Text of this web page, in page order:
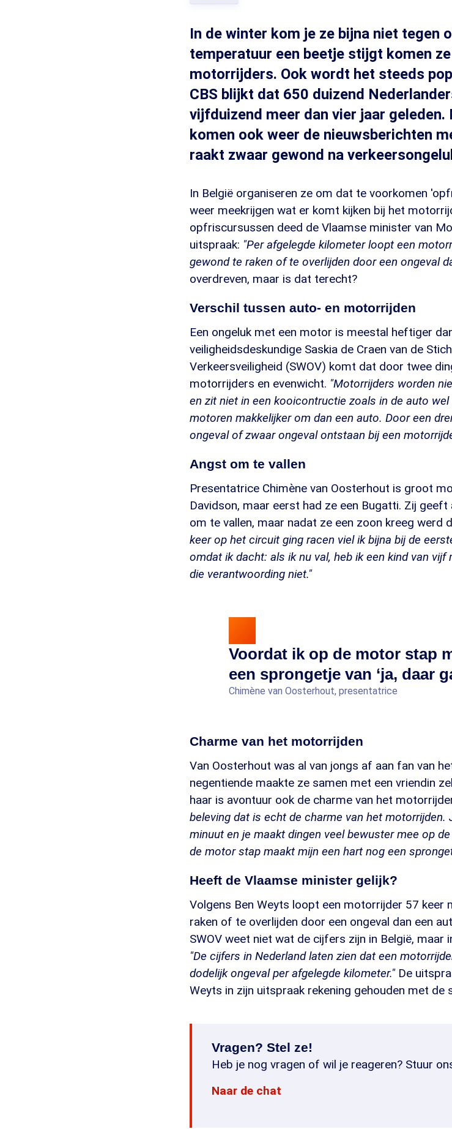
In de winter kom je ze bijna niet tegen
temperatuur een beetje stijgt komen
motorrijders. Ook wordt het steeds
CBS blijkt dat 650 duizend
vijfduizend meer dan vier jaar
komen ook weer de nieuwsberichten
raakt zwaar gewond na
In België organiseren ze om dat te voorkomen
weer meekrijgen wat er komt kijken bij het
opfriscursussen deed de Vlaamse minister van
uitspraak: "Per afgelegde kilometer loopt een
gewond te raken of te overlijden door een ongeval
overdreven, maar is dat terecht?
Verschil tussen auto- en motorrijden
Een ongeluk met een motor is meestal heftiger
veiligheidsdeskundige Saskia de Craen van de
Verkeersveiligheid (SWOV) komt dat door twee
motorrijders en evenwicht. "Motorrijders worden
en zit niet in een kooicontructie zoals in de auto
motoren makkelijker om dan een auto. Door een
ongeval of zwaar ongeval ontstaan bij een
Angst om te vallen
Presentatrice Chimène van Oosterhout is groot
Davidson, maar eerst had ze een Bugatti. Zij
om te vallen, maar nadat ze een zoon kreeg werd
keer op het circuit ging racen viel ik bijna bij de
omdat ik dacht: als ik nu val, heb ik een kind van
die verantwoording niet."
Voordat ik op de motor stap
een sprongetje van ‘ja, daar
Chimène van Oosterhout, presentatrice
Charme van het motorrijden
Van Oosterhout was al van jongs af aan fan van
negentiende maakte ze samen met een vriendin
haar is avontuur ook de charme van het
beleving dat is echt de charme van het
minuut en je maakt dingen veel bewuster mee op
de motor stap maakt mijn een hart nog een
Heeft de Vlaamse minister gelijk?
Volgens Ben Weyts loopt een motorrijder 57 keer
raken of te overlijden door een ongeval dan een
SWOV weet niet wat de cijfers zijn in België, maar
"De cijfers in Nederland laten zien dat een
dodelijk ongeval per afgelegde kilometer." De
Weyts in zijn uitspraak rekening gehouden met de
Vragen? Stel ze!
Heb je nog vragen of wil je reageren? Stuur
Naar de chat